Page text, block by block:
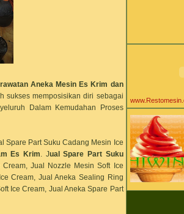
Aneka Mesin Es Krim dan
sukses memposisikan diri sebagai
Dalam Kemudahan Proses
Spare Part Suku Cadang Mesin Ice
Es Krim . Jual Spare Part Suku
Cream, Jual Nozzle Mesin Soft Ice
Cream, Jual Aneka Sealing Ring
Ice Cream, Jual Aneka Spare Part
agen distributor
agen powder ice
Aiko Sarwosri
ala
alat pastry
alat peralatan
alat peralatan
alat peralatan
alergi susu
all about ice
aneka bahan
Aneka Khasiat
Yogurt